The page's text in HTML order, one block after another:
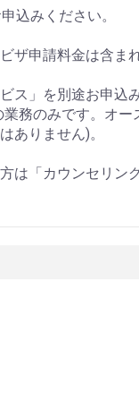
込みください。
ザ申請料金は含ま
ス」を別途お申込
務のみです。オー
ありません)。
は「カウンセリン